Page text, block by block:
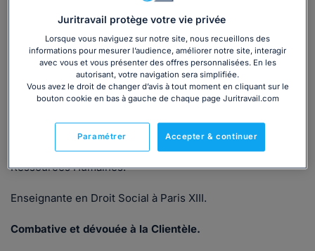
Avocat de terrain au quotidien, je privilégie une approche
concrète et efficace du Droit du travail au service de
Une double formation en Droit du Travail et Droit Privé
complétée par une expérience opérationnelle de plus de
vingt années au sein de grands groupes en qualité de
Responsable Juridique Social et Responsable des
Ressources Humaines.
Enseignante en Droit Social à Paris XIII.
Combative et dévouée à la Clientèle.
Juritravail protège votre vie privée
Lorsque vous naviguez sur notre site, nous recueillons des
informations pour mesurer l’audience, améliorer notre site, interagir
avec vous et vous présenter des offres personnalisées. En les
autorisant, votre navigation sera simplifiée.
Vous avez le droit de changer d’avis à tout moment en cliquant sur le
bouton cookie en bas à gauche de chaque page Juritravail.com
Accepter & continuer
Paramétrer